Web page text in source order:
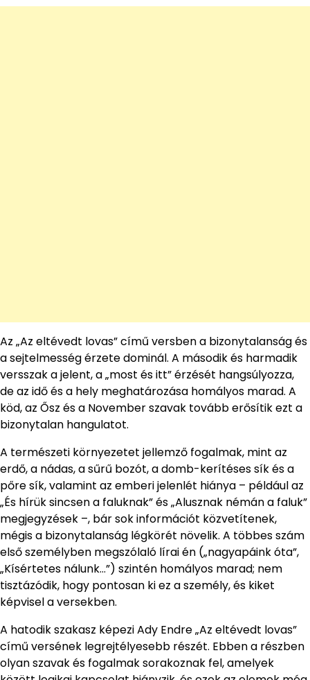
Az „Az eltévedt lovas” című versben a bizonytalanság és
a sejtelmesség érzete dominál. A második és harmadik
versszak a jelent, a „most és itt” érzését hangsúlyozza,
de az idő és a hely meghatározása homályos marad. A
köd, az Ősz és a November szavak tovább erősítik ezt a
bizonytalan hangulatot.
A természeti környezetet jellemző fogalmak, mint az
erdő, a nádas, a sűrű bozót, a domb-kerítéses sík és a
pőre sík, valamint az emberi jelenlét hiánya – például az
„És hírük sincsen a faluknak” és „Alusznak némán a faluk”
megjegyzések –, bár sok információt közvetítenek,
mégis a bizonytalanság légkörét növelik. A többes szám
első személyben megszólaló lírai én („nagyapáink óta”,
„Kísértetes nálunk…”) szintén homályos marad; nem
tisztázódik, hogy pontosan ki ez a személy, és kiket
képvisel a versekben.
A hatodik szakasz képezi Ady Endre „Az eltévedt lovas”
című versének legrejtélyesebb részét. Ebben a részben
olyan szavak és fogalmak sorakoznak fel, amelyek